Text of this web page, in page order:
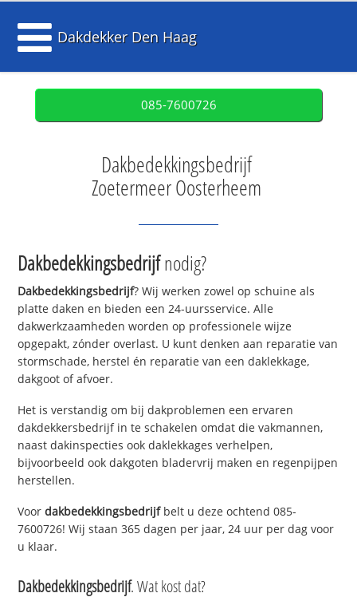
Dakdekker Den Haag
085-7600726
Dakbedekkingsbedrijf
Zoetermeer Oosterheem
Dakbedekkingsbedrijfnodig?
Dakbedekkingsbedrijf? Wij werken zowel op schuine als
platte daken en bieden een 24-uursservice. Alle
dakwerkzaamheden worden op professionele wijze
opgepakt, zónder overlast. U kunt denken aan reparatie van
stormschade, herstel én reparatie van een daklekkage,
dakgoot of afvoer.
Het is verstandig om bij dakproblemen een ervaren
dakdekkersbedrijf in te schakelen omdat die vakmannen,
naast dakinspecties ook daklekkages verhelpen,
bijvoorbeeld ook dakgoten bladervrij maken en regenpijpen
herstellen.
Voordakbedekkingsbedrijfbelt u deze ochtend 085-
7600726! Wij staan 365 dagen per jaar, 24 uur per dag voor
u klaar.
Dakbedekkingsbedrijf. Wat kost dat?